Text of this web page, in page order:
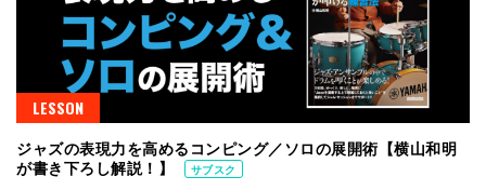
LESSON
ジャズの表現力を高めるコンピング／ソロの展開術【横山和明
が書き下ろし解説！】
サブスク